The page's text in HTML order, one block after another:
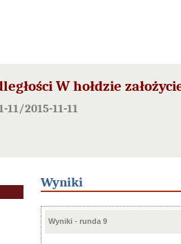
W hołdzie
11/2015-11-11
Wyniki
Wyniki - runda 9